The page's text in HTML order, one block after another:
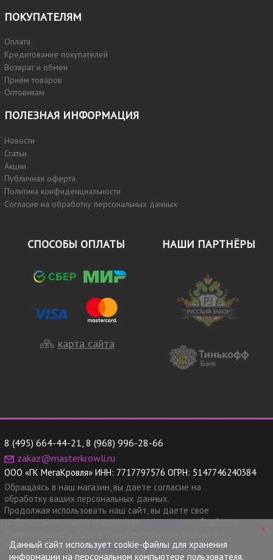
Данный сайт использует cookie-файлы для хранения
информации на персональном компьютере пользователя.
x
ПОКУПАТЕЛЯМ
Оплата
Кредитование покупателей
Возврат и обмен
Приём товаров
Оптовикам
ПОЛЕЗНАЯ ИНФОРМАЦИЯ
Новости
Статьи
Акции
Публичная оферта
Политика конфиденциальности
Согласие на обработку персональных данных
СПОСОБЫ ОПЛАТЫ
карта сайта
НАШИ ПАРТНЁРЫ
8 (495) 664-44-21 8 (968) 996-28-66
zakaz@masterkrowli.ru
ООО «ГК МегаКровля» ИНН: 7717797576 ОГРН: 5147746240384
Обращаясь в наш магазин, вы даете согласие на
обработку ваших персональных данных.
Продолжая использовать наш сайт, вы даете свое
добровольное и ясно выраженноесогласиена обработку
соответствии сПолитикой конфиденциальности.